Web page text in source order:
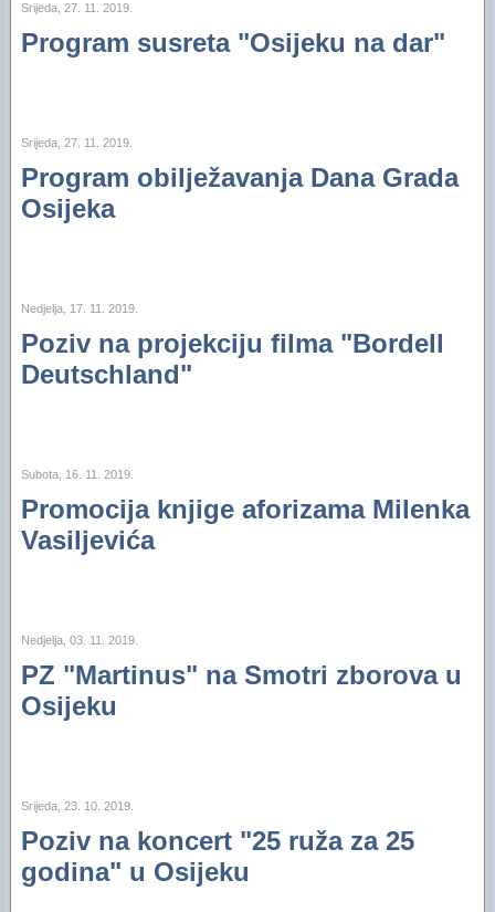
Srijeda, 27. 11. 2019.
Program susreta "Osijeku na dar"
Srijeda, 27. 11. 2019.
Program obilježavanja Dana Grada
Osijeka
Nedjelja, 17. 11. 2019.
Poziv na projekciju filma "Bordell
Deutschland"
Subota, 16. 11. 2019.
Promocija knjige aforizama Milenka
Vasiljevića
Nedjelja, 03. 11. 2019.
PZ "Martinus" na Smotri zborova u
Osijeku
Srijeda, 23. 10. 2019.
Poziv na koncert "25 ruža za 25
godina" u Osijeku